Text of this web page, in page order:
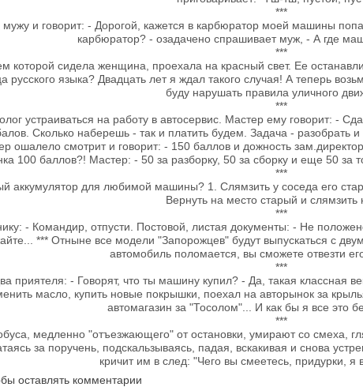
***
мужу и говорит: - Дорогой, кажется в карбюратор моей машины
карбюратор? - озадачено спрашивает муж, - А где
***
которой сидела женщина, проехала на красный свет. Ее
русского языка? Двадцать лет я ждал такого случая! А теперь
буду нарушать правила уличного
***
устраиваться на работу в автосервис. Мастер ему говорит: -
Сколько наберешь - так и платить будем. Задача - разобрать
ошалело смотрит и говорит: - 150 баллов и дожность
100 баллов?! Мастер: - 50 за разборку, 50 за сборку и еще 50 за
***
аккумулятор для любимой машины? 1. Слямзить у соседа его
Вернуть на место старый и слямзить
***
- Командир, отпусти. Постовой, листая документы: - Не
*** Отныне все модели "Запорожцев" будут выпускаться с
автомобиль поломается, вы сможете отвезти
***
приятеля: - Говорят, что ты машину купил? - Да, такая классная
масло, купить новые покрышки, поехал на авторынок за
автомагазин за "Тосолом"... И как бы я все это
***
медленно "отъезжающего" от остановки, умирают со смеха,
за поручень, подскальзываясь, падая, вскакивая и снова
кричит им в след: "Чего вы смеетесь, придурки, я
оставлять комментарии